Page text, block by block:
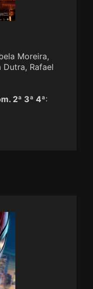
Moreira,
Rafael
2ª 3ª 4ª: